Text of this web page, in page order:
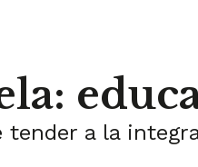
tender a la